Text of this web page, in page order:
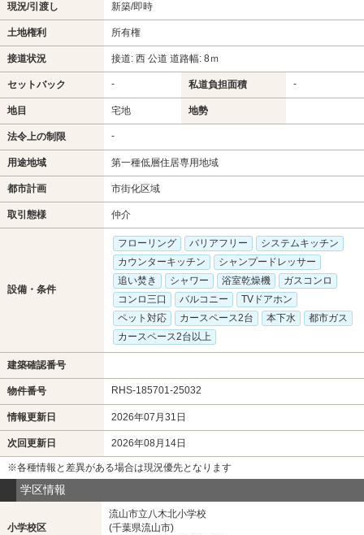
現況/引渡し 新築/即時
土地権利 所有権
接道状況 接道: 西 公道 道路幅: 8ｍ
セットバック - 私道負担面積 -
地目 宅地 地勢
法令上の制限 -
用途地域 第一種低層住居専用地域
都市計画 市街化区域
取引態様 仲介
設備・条件
フローリング バリアフリー
システムキッチン
カウンターキッチン
シャンプードレッサー
追い焚き
シャワー 浴室乾燥機
ガスコンロ
コンロ三口
バルコニー
TVドアホン
ペット対応
カースペース2台 本下水
都市ガス
カースペース2台以上
建築確認番号
物件番号 RHS-185701-25032
情報更新日 2026年07月31日
次回更新日 2026年08月14日
※各種情報と差異がある場合は現況優先となります
学区情報
小学校区
流山市立八木北小学校
(千葉県流山市)